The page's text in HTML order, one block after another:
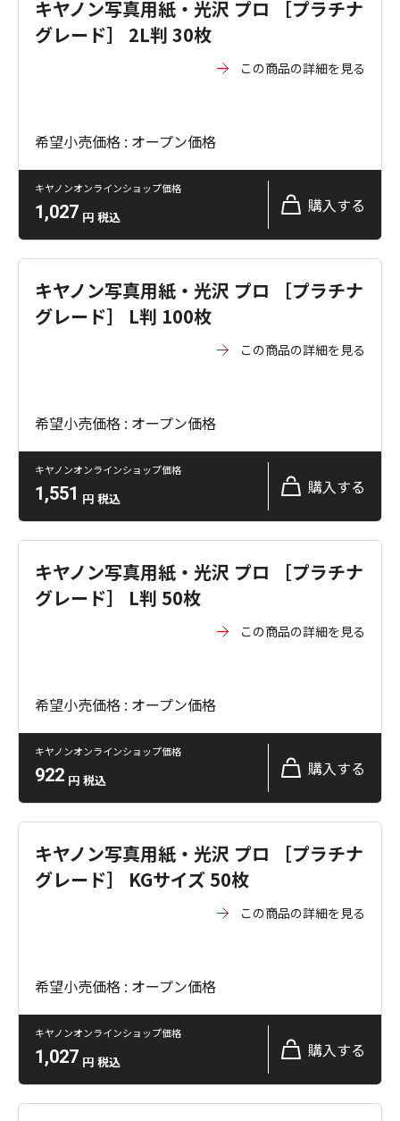
キヤノン写真用紙・光沢 プロ ［プラチナ
グレード］ 2L判 30枚
この商品の詳細を見る
希望小売価格 : オープン価格
キヤノンオンラインショップ価格
1,027 円 税込
購入する
キヤノン写真用紙・光沢 プロ ［プラチナ
グレード］ L判 100枚
この商品の詳細を見る
希望小売価格 : オープン価格
キヤノンオンラインショップ価格
1,551 円 税込
購入する
キヤノン写真用紙・光沢 プロ ［プラチナ
グレード］ L判 50枚
この商品の詳細を見る
希望小売価格 : オープン価格
キヤノンオンラインショップ価格
922 円 税込
購入する
キヤノン写真用紙・光沢 プロ ［プラチナ
グレード］ KGサイズ 50枚
この商品の詳細を見る
希望小売価格 : オープン価格
キヤノンオンラインショップ価格
1,027 円 税込
購入する